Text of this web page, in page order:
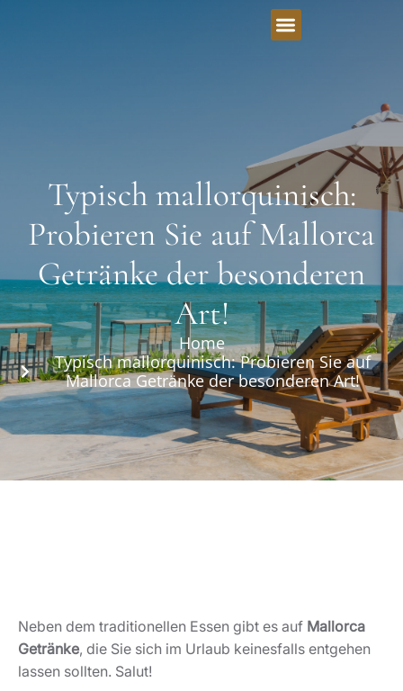
Typisch mallorquinisch:
Probieren Sie auf Mallorca
Getränke der besonderen
Art!
Home
Typisch mallorquinisch: Probieren Sie auf
Mallorca Getränke der besonderen Art!
Neben dem traditionellen Essen gibt es auf Mallorca
Getränke, die Sie sich im Urlaub keinesfalls entgehen
lassen sollten. Salut!